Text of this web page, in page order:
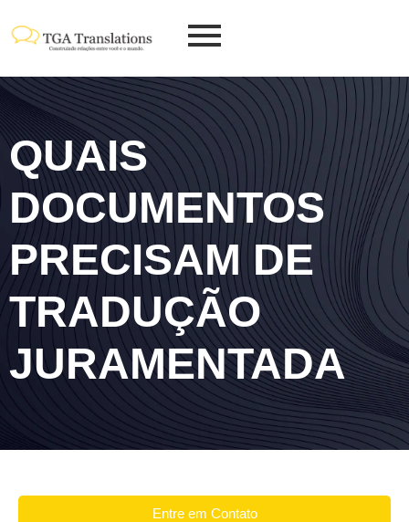
QUAIS
DOCUMENTOS
PRECISAM DE
TRADUÇÃO
JURAMENTADA
Entre em Contato